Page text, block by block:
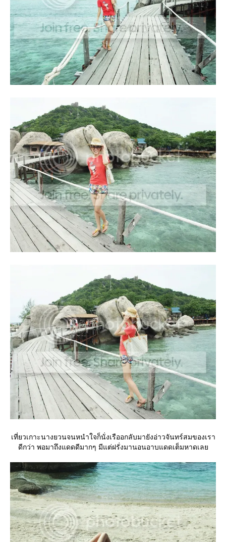
เที่ยวเกาะนางยวนจนหนำใจก็นั่งเรืออกลับมายังอ่าวจันทร์สมของเรา
ดีกว่า พอมาถึงแดดดีมากๆ มีแต่ฝรั่งมานอนอาบแดดเต็มหาดเล